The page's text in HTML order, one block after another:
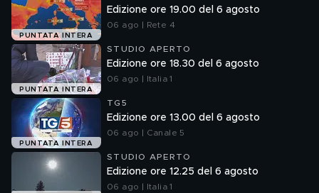
PUNTATA INTERA
Edizione ore 19.00 del 6 agosto
06 ago | Rete 4
PUNTATA INTERA
STUDIO APERTO
Edizione ore 18.30 del 6 agosto
06 ago | Italia 1
PUNTATA INTERA
TG5
Edizione ore 13.00 del 6 agosto
06 ago | Canale 5
STUDIO APERTO
Edizione ore 12.25 del 6 agosto
06 ago | Italia 1